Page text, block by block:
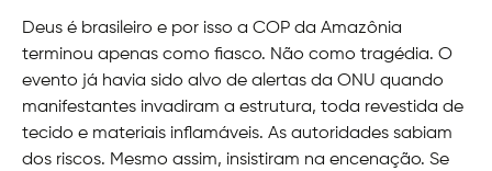
Deus é brasileiro e por isso a COP da Amazônia
terminou apenas como fiasco. Não como tragédia. O
evento já havia sido alvo de alertas da ONU quando
manifestantes invadiram a estrutura, toda revestida de
tecido e materiais inflamáveis. As autoridades sabiam
dos riscos. Mesmo assim, insistiram na encenação. Se